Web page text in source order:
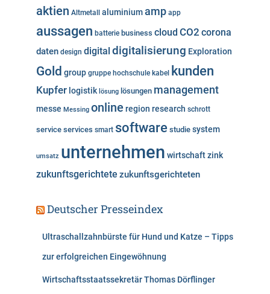
r
i
n
aktien Altmetall aluminiumamp app
aussagen batterie business cloud CO2 corona
daten design digital digitalisierung Exploration
Gold group gruppe hochschule kabel kunden
Kupfer logistik lösung lösungen management
messe Messing online region research schrott
service services smart software studie system
umsatz unternehmen wirtschaftzink
zukunftsgerichtete zukunftsgerichteten
Deutscher Presseindex
Ultraschallzahnbürste für Hund und Katze – Tipps
zur erfolgreichen Eingewöhnung
Wirtschaftsstaatssekretär Thomas Dörflinger